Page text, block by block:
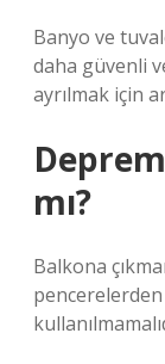
Banyo ve
daha güvenli
ayrılmak için
mı?
Balkona
pencerelerden